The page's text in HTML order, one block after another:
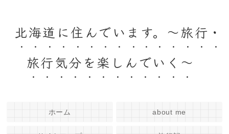
北海道に住んでいます。～旅行・
旅行気分を楽しんでいく～
ホーム about me